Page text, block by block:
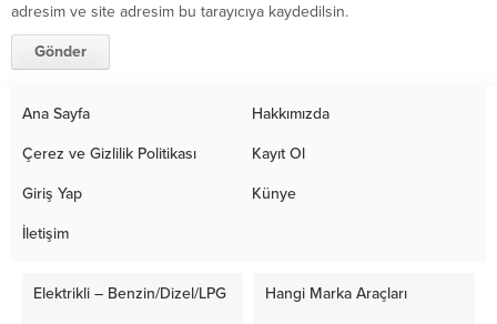
adresim ve site adresim bu tarayıcıya kaydedilsin.
Ana Sayfa Hakkımızda
Çerez ve Gizlilik Politikası Kayıt Ol
Giriş Yap Künye
İletişim
Elektrikli – Benzin/Dizel/LPG Hangi Marka Araçları